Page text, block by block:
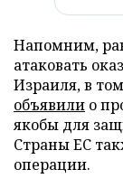
Напомним,
атаковать
Израиля, в
объявили о
якобы для
Страны ЕС
операции.